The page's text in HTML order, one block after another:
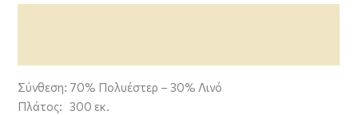
Σύνθεση: 70% Πολυέστερ – 30% Λινό
Πλάτος: 300 εκ.